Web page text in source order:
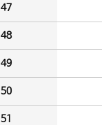
47
48
49
50
51